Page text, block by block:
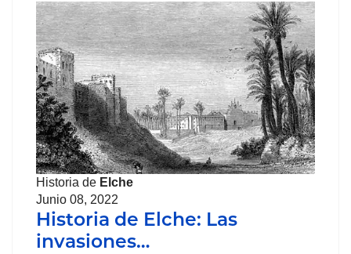
Historia de Elche
Junio 08, 2022
Historia de Elche: Las
invasiones…